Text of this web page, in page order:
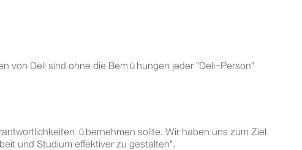
von Deli sind ohne die Bemühungen jeder "Deli-Person"
übernehmen sollte. Wir haben uns zum Ziel
und Studium effektiver zu gestalten".